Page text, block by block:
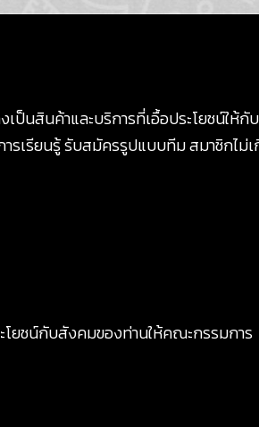
ป็นสินค้าและบริการที่เอื้อประโยชน์ให้
รเรียนรู้ รับสมัครรูปแบบทีม สมาชิกไม่
โยชน์กับสังคมของท่านให้คณะกรรมการ